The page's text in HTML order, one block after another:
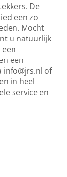
De
een zo
Mocht
u natuurlijk
een
info@jrs.nl of
in heel
service en